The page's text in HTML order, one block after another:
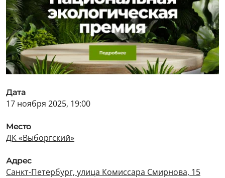
Дата
17 ноября 2025, 19:00
Место
ДК «Выборгский»
Адрес
Санкт-Петербург, улица Комиссара Смирнова, 15